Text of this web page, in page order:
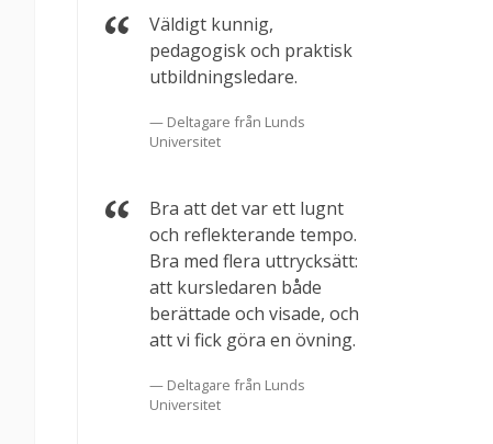
Väldigt kunnig,
pedagogisk och praktisk
utbildningsledare.
Deltagare från Lunds
Universitet
Bra att det var ett lugnt
och reflekterande tempo.
Bra med flera uttrycksätt:
att kursledaren både
berättade och visade, och
att vi fick göra en övning.
Deltagare från Lunds
Universitet